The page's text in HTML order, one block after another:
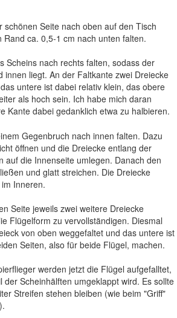
schönen Seite nach oben auf den Tisch
Rand ca. 0,5-1 cm nach unten falten.
Scheins nach rechts falten, sodass der
innen liegt. An der Faltkante zwei Dreiecke
untere ist dabei relativ klein, das obere
als hoch sein. Ich habe mich daran
Kante dabei gedanklich etwa zu halbieren.
Gegenbruch nach innen falten. Dazu
öffnen und die Dreiecke entlang der
auf die Innenseite umlegen. Danach den
und glatt streichen. Die Dreiecke
Inneren.
Seite jeweils zwei weitere Dreiecke
Flügelform zu vervollständigen. Diesmal
von oben weggefaltet und das untere ist
Seiten, also für beide Flügel, machen.
werden jetzt die Flügel aufgefalltet,
der Scheinhälften umgeklappt wird. Es sollte
Streifen stehen bleiben (wie beim "Griff"